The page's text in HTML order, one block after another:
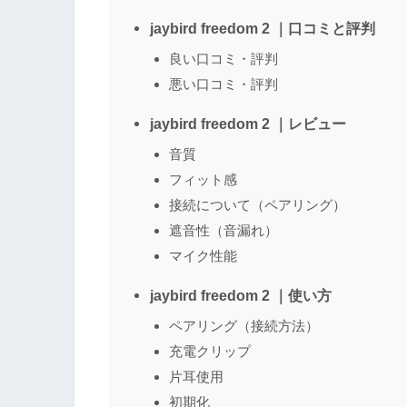
jaybird freedom 2 ｜口コミと評判
良い口コミ・評判
悪い口コミ・評判
jaybird freedom 2 ｜レビュー
音質
フィット感
接続について（ペアリング）
遮音性（音漏れ）
マイク性能
jaybird freedom 2 ｜使い方
ペアリング（接続方法）
充電クリップ
片耳使用
初期化